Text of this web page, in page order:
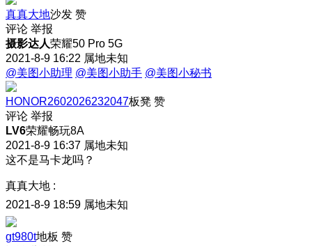
真真大地沙发 赞
评论 举报
摄影达人荣耀50 Pro 5G
2021-8-9 16:22 属地未知
@美图小助理 @美图小助手 @美图小秘书
HONOR2602026232047板凳 赞
评论 举报
LV6荣耀畅玩8A
2021-8-9 16:37 属地未知
这不是马卡龙吗？
真真大地 :
2021-8-9 18:59 属地未知
gt980t地板 赞